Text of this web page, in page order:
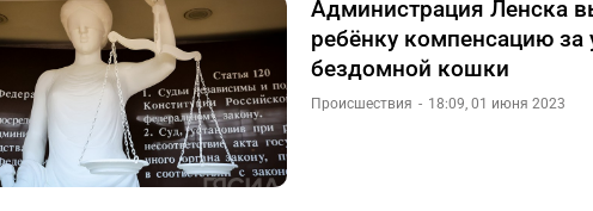
Администрация Ленска
ребёнку компенсацию за
бездомной кошки
Происшествия 18:09, 01 июня 2023